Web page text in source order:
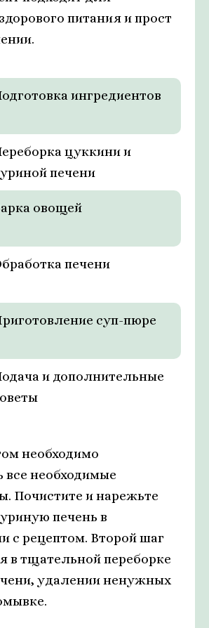
питания и прост
ингредиентов
цуккини и
печени
овощей
печени
суп-пюре
и дополнительные
необходимо
все необходимые
Почистите и нарежьте
печень в
с рецептом. Второй шаг
в тщательной переборке
удалении ненужных